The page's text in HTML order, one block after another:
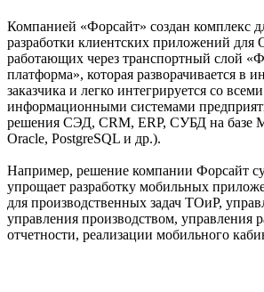
Компанией «Форсайт» создан комплекс
разработки клиентских приложений для
работающих через транспортный слой
платформа», которая разворачивается в
заказчика и легко интегрируется со
информационными системами
решения СЭД, CRM, ERP, СУБД на базе
Oracle, PostgreSQL и др.).
Например, решение компании Форсайт
упрощает разработку мобильных
для производственных задач ТОиР,
управления производством, управления
отчетности, реализации мобильного